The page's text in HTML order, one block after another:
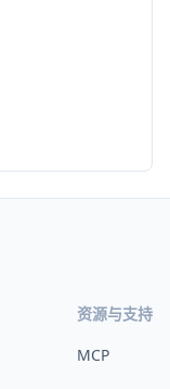
资源与支持
MCP